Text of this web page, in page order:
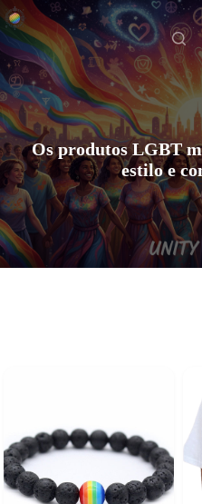
Pular
para
o
conteúdo
Início
Os produtos LGBT
estilo e